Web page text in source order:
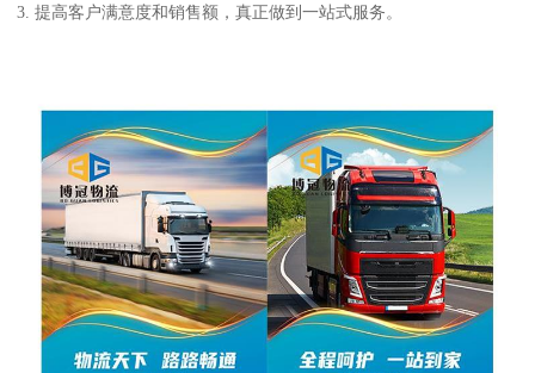
3. 提高客户满意度和销售额，真正做到一站式服务。